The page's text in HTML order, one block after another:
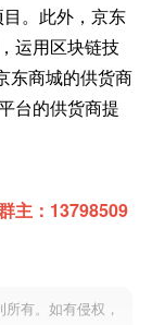
。此外，京东
运用区块链技
东商城的供货商
台的供货商提
主：13798509
有。如有侵权，